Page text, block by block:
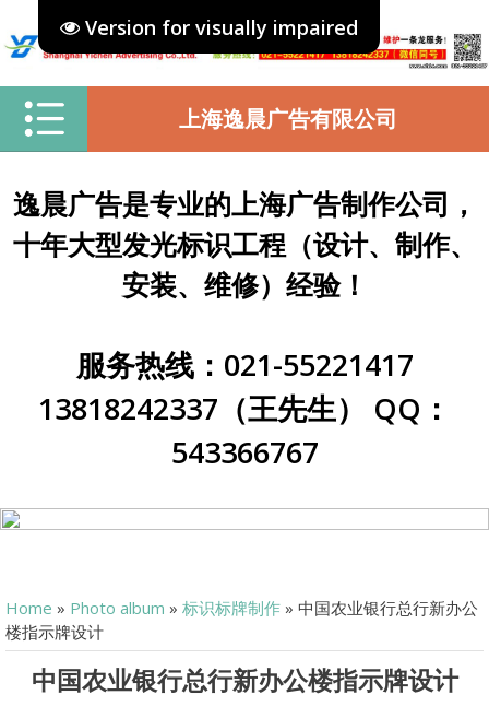
Version for visually impaired
上海逸晨广告有限公司
逸晨广告是专业的上海广告制作公司，
十年大型发光标识工程（设计、制作、
安装、维修）经验！
服务热线：021-55221417
13818242337（王先生） QQ：
543366767
Home » Photo album » 标识标牌制作 » 中国农业银行总行新办公
楼指示牌设计
中国农业银行总行新办公楼指示牌设计